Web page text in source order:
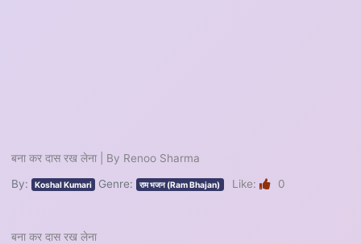
बना कर दास रख लेना | By Renoo Sharma
By: Koshal Kumari Genre: राम भजन (Ram Bhajan) Like: 0
बना कर दास रख लेना